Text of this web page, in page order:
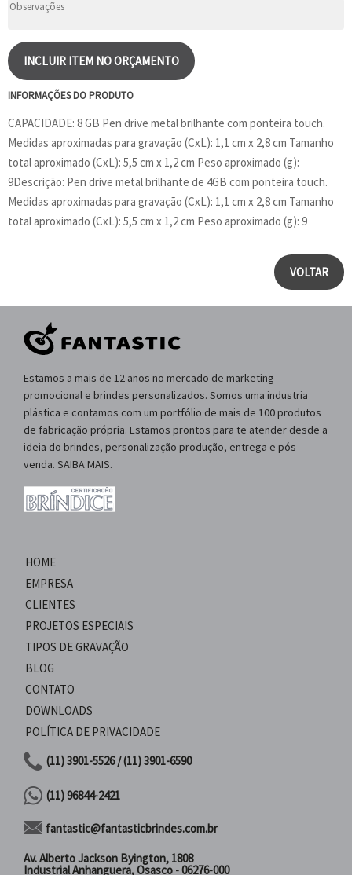
INCLUIR ITEM NO ORÇAMENTO
INFORMAÇÕES DO PRODUTO
CAPACIDADE: 8 GB Pen drive metal brilhante com ponteira touch.
Medidas aproximadas para gravação (CxL): 1,1 cm x 2,8 cm Tamanho
total aproximado (CxL): 5,5 cm x 1,2 cm Peso aproximado (g):
9Descrição: Pen drive metal brilhante de 4GB com ponteira touch.
Medidas aproximadas para gravação (CxL): 1,1 cm x 2,8 cm Tamanho
total aproximado (CxL): 5,5 cm x 1,2 cm Peso aproximado (g): 9
VOLTAR
Estamos a mais de 12 anos no mercado de marketing
promocional e brindes personalizados. Somos uma industria
plástica e contamos com um portfólio de mais de 100 produtos
de fabricação própria. Estamos prontos para te atender desde a
ideia do brindes, personalização produção, entrega e pós
venda. SAIBA MAIS.
HOME
EMPRESA
CLIENTES
PROJETOS ESPECIAIS
TIPOS DE GRAVAÇÃO
BLOG
CONTATO
DOWNLOADS
POLÍTICA DE PRIVACIDADE
(11) 3901-5526 / (11) 3901-6590
(11) 96844-2421
fantastic@fantasticbrindes.com.br
Av. Alberto Jackson Byington, 1808
Industrial Anhanguera, Osasco - 06276-000